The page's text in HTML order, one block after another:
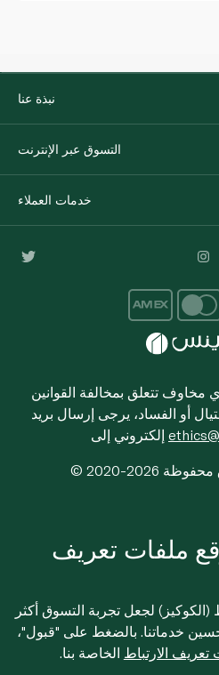
نبذة عنا
التسوق عبر الإنترنت
خدمات العملاء
تتعلق بمخالفة القوانين
أو الفساد، يرجى إرسال بريد
محفوظة
ملفات تعريف
لجعل تجربة التسوق أكثر
خدماتنا. بالضغط على "قبول"،
الارتباط الخاصة بنا.